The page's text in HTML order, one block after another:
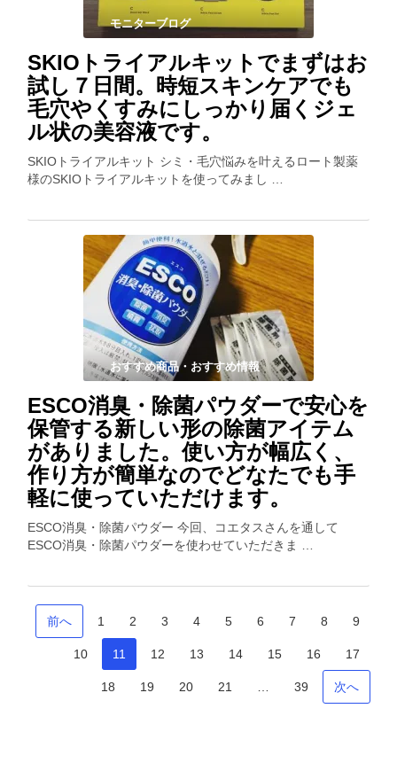
モニターブログ
SKIOトライアルキットでまずはお
試し７日間。時短スキンケアでも
毛穴やくすみにしっかり届くジェ
ル状の美容液です。
SKIOトライアルキット シミ・毛穴悩みを叶えるロート製薬
様のSKIOトライアルキットを使ってみまし …
おすすめ商品・おすすめ情報
ESCO消臭・除菌パウダーで安心を
保管する新しい形の除菌アイテム
がありました。使い方が幅広く、
作り方が簡単なのでどなたでも手
軽に使っていただけます。
ESCO消臭・除菌パウダー 今回、コエタスさんを通して
ESCO消臭・除菌パウダーを使わせていただきま …
前へ 1 2 3 4 5 6 7 8 9
10 11 12 13 14 15 16 17
18 19 20 21 39 次へ